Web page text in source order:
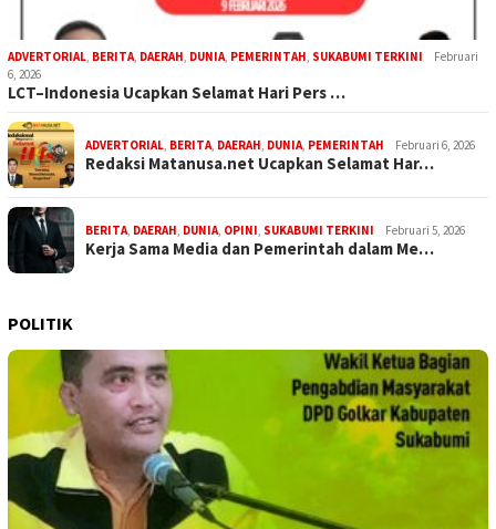
ADVERTORIAL BERITA DAERAH DUNIA PEMERINTAH SUKABUMI TERKINI
Februari
6, 2026
LCT–Indonesia Ucapkan Selamat Hari Pers …
ADVERTORIAL BERITA DAERAH DUNIA PEMERINTAH Februari 6, 2026
Redaksi Matanusa.net Ucapkan Selamat Har…
BERITA DAERAH DUNIA OPINI SUKABUMI TERKINI Februari 5, 2026
Kerja Sama Media dan Pemerintah dalam Me…
POLITIK